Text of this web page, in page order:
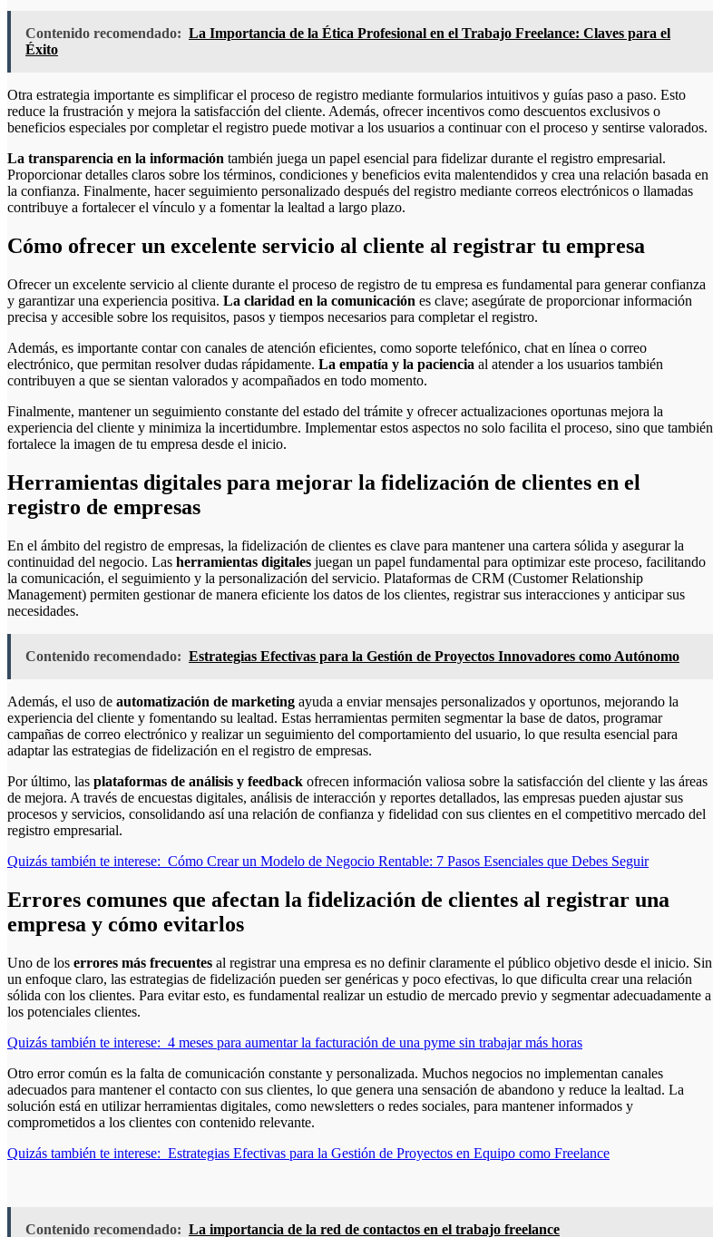
Contenido recomendado: La Importancia de la Ética Profesional en el Trabajo Freelance: Claves para el
Éxito
Otra estrategia importante es simplificar el proceso de registro mediante formularios intuitivos y guías paso a paso. Esto
reduce la frustración y mejora la satisfacción del cliente. Además, ofrecer incentivos como descuentos exclusivos o
beneficios especiales por completar el registro puede motivar a los usuarios a continuar con el proceso y sentirse valorados.
La transparencia en la información también juega un papel esencial para fidelizar durante el registro empresarial.
Proporcionar detalles claros sobre los términos, condiciones y beneficios evita malentendidos y crea una relación basada en
la confianza. Finalmente, hacer seguimiento personalizado después del registro mediante correos electrónicos o llamadas
contribuye a fortalecer el vínculo y a fomentar la lealtad a largo plazo.
Cómo ofrecer un excelente servicio al cliente al registrar tu empresa
Ofrecer un excelente servicio al cliente durante el proceso de registro de tu empresa es fundamental para generar confianza
y garantizar una experiencia positiva. La claridad en la comunicación es clave; asegúrate de proporcionar información
precisa y accesible sobre los requisitos, pasos y tiempos necesarios para completar el registro.
Además, es importante contar con canales de atención eficientes, como soporte telefónico, chat en línea o correo
electrónico, que permitan resolver dudas rápidamente. La empatía y la paciencia al atender a los usuarios también
contribuyen a que se sientan valorados y acompañados en todo momento.
Finalmente, mantener un seguimiento constante del estado del trámite y ofrecer actualizaciones oportunas mejora la
experiencia del cliente y minimiza la incertidumbre. Implementar estos aspectos no solo facilita el proceso, sino que también
fortalece la imagen de tu empresa desde el inicio.
Herramientas digitales para mejorar la fidelización de clientes en el
registro de empresas
En el ámbito del registro de empresas, la fidelización de clientes es clave para mantener una cartera sólida y asegurar la
continuidad del negocio. Las herramientas digitales juegan un papel fundamental para optimizar este proceso, facilitando
la comunicación, el seguimiento y la personalización del servicio. Plataformas de CRM (Customer Relationship
Management) permiten gestionar de manera eficiente los datos de los clientes, registrar sus interacciones y anticipar sus
necesidades.
Contenido recomendado: Estrategias Efectivas para la Gestión de Proyectos Innovadores como Autónomo
Además, el uso de automatización de marketing ayuda a enviar mensajes personalizados y oportunos, mejorando la
experiencia del cliente y fomentando su lealtad. Estas herramientas permiten segmentar la base de datos, programar
campañas de correo electrónico y realizar un seguimiento del comportamiento del usuario, lo que resulta esencial para
adaptar las estrategias de fidelización en el registro de empresas.
Por último, las plataformas de análisis y feedback ofrecen información valiosa sobre la satisfacción del cliente y las áreas
de mejora. A través de encuestas digitales, análisis de interacción y reportes detallados, las empresas pueden ajustar sus
procesos y servicios, consolidando así una relación de confianza y fidelidad con sus clientes en el competitivo mercado del
registro empresarial.
Quizás también te interese: Cómo Crear un Modelo de Negocio Rentable: 7 Pasos Esenciales que Debes Seguir
Errores comunes que afectan la fidelización de clientes al registrar una
empresa y cómo evitarlos
Uno de los errores más frecuentes al registrar una empresa es no definir claramente el público objetivo desde el inicio. Sin
un enfoque claro, las estrategias de fidelización pueden ser genéricas y poco efectivas, lo que dificulta crear una relación
sólida con los clientes. Para evitar esto, es fundamental realizar un estudio de mercado previo y segmentar adecuadamente a
los potenciales clientes.
Quizás también te interese: 4 meses para aumentar la facturación de una pyme sin trabajar más horas
Otro error común es la falta de comunicación constante y personalizada. Muchos negocios no implementan canales
adecuados para mantener el contacto con sus clientes, lo que genera una sensación de abandono y reduce la lealtad. La
solución está en utilizar herramientas digitales, como newsletters o redes sociales, para mantener informados y
comprometidos a los clientes con contenido relevante.
Quizás también te interese: Estrategias Efectivas para la Gestión de Proyectos en Equipo como Freelance
Contenido recomendado: La importancia de la red de contactos en el trabajo freelance